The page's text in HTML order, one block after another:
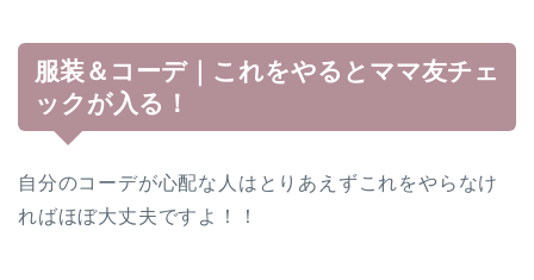
服装＆コーデ｜これをやるとママ友チェ
ックが入る！
自分のコーデが心配な人はとりあえずこれをやらなけ
ればほぼ大丈夫ですよ！！